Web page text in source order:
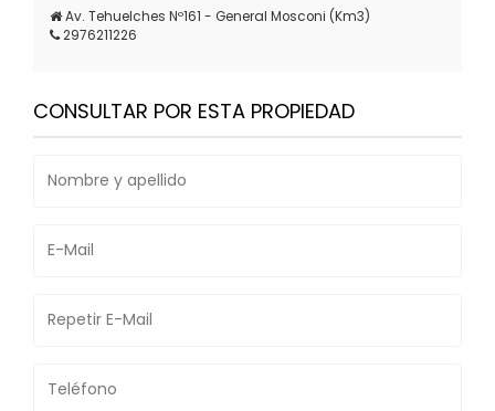
Av. Tehuelches Nº161 - General Mosconi (Km3)
2976211226
CONSULTAR POR ESTA PROPIEDAD